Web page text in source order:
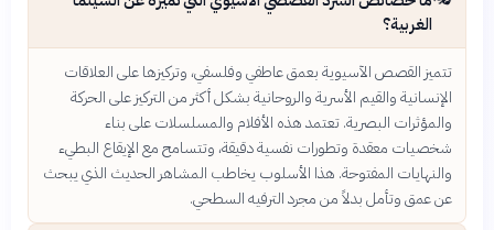
الغربية؟
تتميز القصص الآسيوية بعمق عاطفي وفلسفي، وتركيزها على العلاقات
الإنسانية والقيم الأسرية والروحانية بشكل أكثر من التركيز على الحركة
والمؤثرات البصرية. تعتمد هذه الأفلام والمسلسلات على بناء
شخصيات معقدة وتطورات نفسية دقيقة، وتتسامح مع الإيقاع البطيء
والنهايات المفتوحة. هذا الأسلوب يخاطب المشاهر الحديث الذي يبحث
عن عمق وتأمل بدلاً من مجرد الترفيه السطحي.